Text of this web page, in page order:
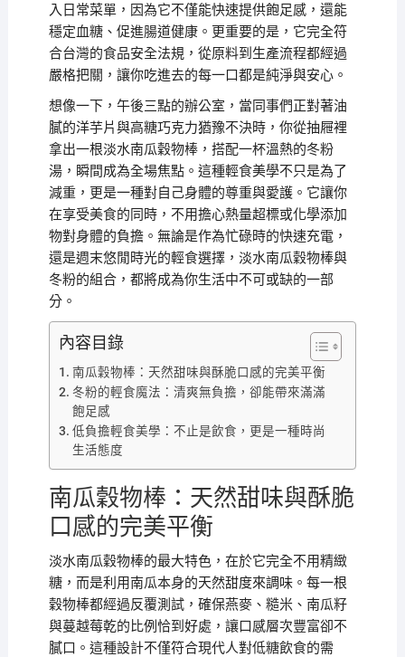
入日常菜單，因為它不僅能快速提供飽足感，還能
穩定血糖、促進腸道健康。更重要的是，它完全符
合台灣的食品安全法規，從原料到生產流程都經過
嚴格把關，讓你吃進去的每一口都是純淨與安心。
想像一下，午後三點的辦公室，當同事們正對著油
膩的洋芋片與高糖巧克力猶豫不決時，你從抽屜裡
拿出一根淡水南瓜穀物棒，搭配一杯溫熱的冬粉
湯，瞬間成為全場焦點。這種輕食美學不只是為了
減重，更是一種對自己身體的尊重與愛護。它讓你
在享受美食的同時，不用擔心熱量超標或化學添加
物對身體的負擔。無論是作為忙碌時的快速充電，
還是週末悠閒時光的輕食選擇，淡水南瓜穀物棒與
冬粉的組合，都將成為你生活中不可或缺的一部
分。
內容目錄
南瓜穀物棒：天然甜味與酥脆口感的完美平衡
冬粉的輕食魔法：清爽無負擔，卻能帶來滿滿
飽足感
低負擔輕食美學：不止是飲食，更是一種時尚
生活態度
南瓜穀物棒：天然甜味與酥脆
口感的完美平衡
淡水南瓜穀物棒的最大特色，在於它完全不用精緻
糖，而是利用南瓜本身的天然甜度來調味。每一根
穀物棒都經過反覆測試，確保燕麥、糙米、南瓜籽
與蔓越莓乾的比例恰到好處，讓口感層次豐富卻不
膩口。這種設計不僅符合現代人對低糖飲食的需